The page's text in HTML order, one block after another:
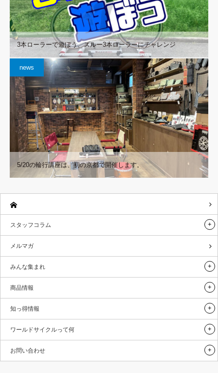
3本ローラーで遊ぼう、スルー3本ローラーにチャレンジ
news
5/20の輪行講座は、初の京都で開催します。
スタッフコラム
メルマガ
みんな集まれ
商品情報
知っ得情報
ワールドサイクルって何
お問い合わせ